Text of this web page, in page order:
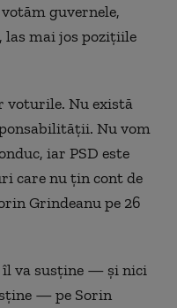
guvernele,
mai jos pozițiile
voturile. Nu există
Nu vom
iar PSD este
care nu țin cont de
Grindeanu pe 26
va susține — și nici
— pe Sorin